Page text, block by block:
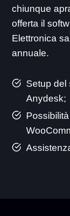
chiunque
offerta il
Elettronica
annuale.
Setup del
Anydesk;